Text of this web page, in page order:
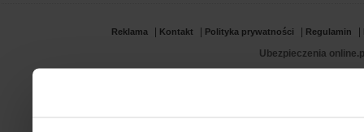
Reklama Kontakt Polityka prywatności Regulamin
Ubezpieczenia